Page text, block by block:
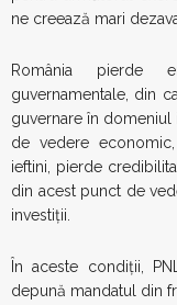
ne creează mari
România pierde
guvernamentale, din
guvernare în
de vedere
ieftini, pierde
din acest punct de
investiții.
În aceste condiții,
depună mandatul din